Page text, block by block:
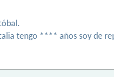
tengo **** años soy de